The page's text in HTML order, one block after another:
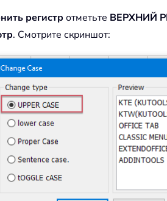
регистр отметьте ВЕРХНИЙ
. Смотрите скриншот: